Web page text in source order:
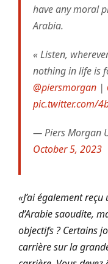
have any moral
Arabia.
« Listen,
nothing in life is
@piersmorgan |
pic.twitter.com/
— Piers Morgan
October 5, 2023
«J’ai également
d’Arabie saoudite,
objectifs ? Certains
carrière sur la